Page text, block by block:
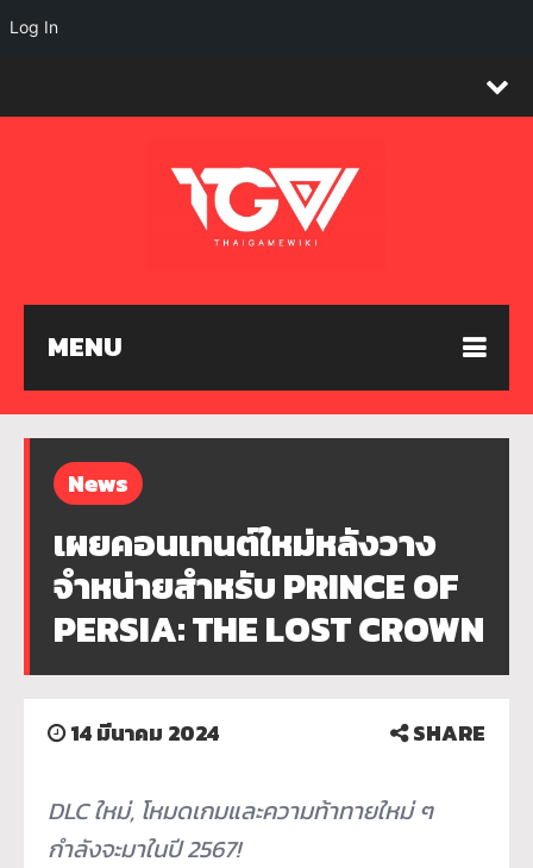
MENU
News
เผยคอนเทนต์ใหม่หลังวาง
จำหน่ายสำหรับ PRINCE OF
PERSIA: THE LOST CROWN
14 มีนาคม 2024 SHARE
DLCใหม่, โหมดเกมและความท้าทายใหม่ ๆ
กำลังจะมาในปี2567!
Log In